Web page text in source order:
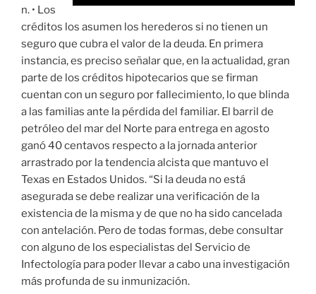
n. • Los
créditos los asumen los herederos si no tienen un
seguro que cubra el valor de la deuda. En primera
instancia, es preciso señalar que, en la actualidad, gran
parte de los créditos hipotecarios que se firman
cuentan con un seguro por fallecimiento, lo que blinda
a las familias ante la pérdida del familiar. El barril de
petróleo del mar del Norte para entrega en agosto
ganó 40 centavos respecto a la jornada anterior
arrastrado por la tendencia alcista que mantuvo el
Texas en Estados Unidos. “Si la deuda no está
asegurada se debe realizar una verificación de la
existencia de la misma y de que no ha sido cancelada
con antelación. Pero de todas formas, debe consultar
con alguno de los especialistas del Servicio de
Infectología para poder llevar a cabo una investigación
más profunda de su inmunización.